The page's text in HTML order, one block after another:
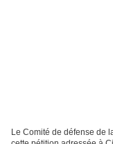
Le Comité de défense de